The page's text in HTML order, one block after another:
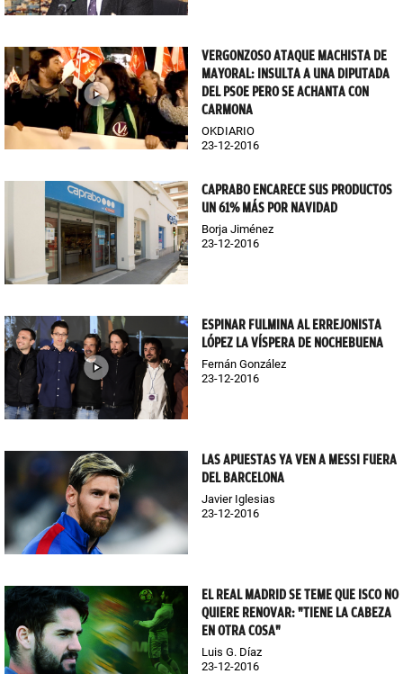
VERGONZOSO ATAQUE MACHISTA DE
MAYORAL: INSULTA A UNA DIPUTADA
DEL PSOE PERO SE ACHANTA CON
CARMONA
OKDIARIO
23-12-2016
CAPRABO ENCARECE SUS PRODUCTOS
UN 61% MÁS POR NAVIDAD
Borja Jiménez
23-12-2016
ESPINAR FULMINA AL ERREJONISTA
LÓPEZ LA VÍSPERA DE NOCHEBUENA
Fernán González
23-12-2016
LAS APUESTAS YA VEN A MESSI FUERA
DEL BARCELONA
Javier Iglesias
23-12-2016
EL REAL MADRID SE TEME QUE ISCO NO
QUIERE RENOVAR: "TIENE LA CABEZA
EN OTRA COSA"
Luis G. Díaz
23-12-2016